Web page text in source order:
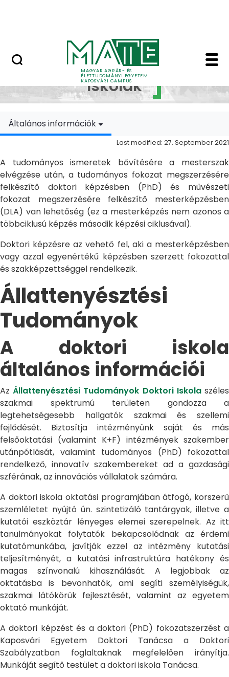
MAGYAR AGRÁR- ÉS
ÉLETTUDOMÁNYI EGYETEM
KAPOSVÁRI CAMPUS
Doktori Iskolák -
Doktori
Iskolák
Általános információk
Last modified: 27. September 2021
A tudományos ismeretek bővítésére a mesterszak
elvégzése után, a tudományos fokozat megszerzésére
felkészítő doktori képzésben (PhD) és művészeti
fokozat megszerzésére felkészítő mesterképzésben
(DLA) van lehetőség (ez a mesterképzés nem azonos a
többciklusú képzés második képzési ciklusával).
Doktori képzésre az vehető fel, aki a mesterképzésben
vagy azzal egyenértékű képzésben szerzett fokozattal
és szakképzettséggel rendelkezik.
Állattenyésztési
Tudományok
A doktori iskola
általános információi
AzÁllattenyésztési Tudományok Doktori Iskolaszéles
szakmai spektrumú területen gondozza a
legtehetségesebb hallgatók szakmai és szellemi
fejlődését. Biztosítja intézményünk saját és más
felsőoktatási (valamint K+F) intézmények szakember
utánpótlását, valamint tudományos (PhD) fokozattal
rendelkező, innovatív szakembereket ad a gazdasági
szférának, az innovációs vállalatok számára.
A doktori iskola oktatási programjában átfogó, korszerű
szemléletet nyújtó ún. szintetizáló tantárgyak, illetve a
kutatói eszköztár lényeges elemei szerepelnek. Az itt
tanulmányokat folytatók bekapcsolódnak az érdemi
kutatómunkába, javítják ezzel az intézmény kutatási
teljesítményét, a kutatási infrastruktúra hatékony és
magas színvonalú kihasználását. A legjobbak az
oktatásba is bevonhatók, ami segíti személyiségük,
szakmai látókörük fejlesztését, valamint az egyetem
oktató munkáját.
A doktori képzést és a doktori (PhD) fokozatszerzést a
Kaposvári Egyetem Doktori Tanácsa a Doktori
Szabályzatban foglaltaknak megfelelően irányítja.
Munkáját segítő testület a doktori iskola Tanácsa.